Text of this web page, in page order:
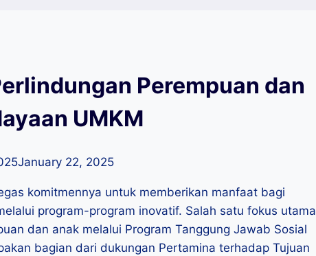
Perempuan dan
UMKM
January 22, 2025
komitmennya untuk memberikan manfaat bagi
program-program inovatif. Salah satu fokus utama
dan anak melalui Program Tanggung Jawab Sosial
bagian dari dukungan Pertamina terhadap Tujuan